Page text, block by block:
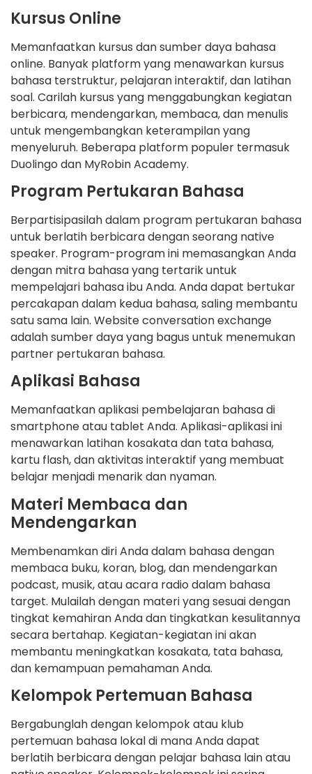
Kursus Online
Memanfaatkan kursus dan sumber daya bahasa
online. Banyak platform yang menawarkan kursus
bahasa terstruktur, pelajaran interaktif, dan latihan
soal. Carilah kursus yang menggabungkan kegiatan
berbicara, mendengarkan, membaca, dan menulis
untuk mengembangkan keterampilan yang
menyeluruh. Beberapa platform populer termasuk
Duolingo dan MyRobin Academy.
Program Pertukaran Bahasa
Berpartisipasilah dalam program pertukaran bahasa
untuk berlatih berbicara dengan seorang native
speaker. Program-program ini memasangkan Anda
dengan mitra bahasa yang tertarik untuk
mempelajari bahasa ibu Anda. Anda dapat bertukar
percakapan dalam kedua bahasa, saling membantu
satu sama lain. Website conversation exchange
adalah sumber daya yang bagus untuk menemukan
partner pertukaran bahasa.
Aplikasi Bahasa
Memanfaatkan aplikasi pembelajaran bahasa di
smartphone atau tablet Anda. Aplikasi-aplikasi ini
menawarkan latihan kosakata dan tata bahasa,
kartu flash, dan aktivitas interaktif yang membuat
belajar menjadi menarik dan nyaman.
Materi Membaca dan
Mendengarkan
Membenamkan diri Anda dalam bahasa dengan
membaca buku, koran, blog, dan mendengarkan
podcast, musik, atau acara radio dalam bahasa
target. Mulailah dengan materi yang sesuai dengan
tingkat kemahiran Anda dan tingkatkan kesulitannya
secara bertahap. Kegiatan-kegiatan ini akan
membantu meningkatkan kosakata, tata bahasa,
dan kemampuan pemahaman Anda.
Kelompok Pertemuan Bahasa
Bergabunglah dengan kelompok atau klub
pertemuan bahasa lokal di mana Anda dapat
berlatih berbicara dengan pelajar bahasa lain atau